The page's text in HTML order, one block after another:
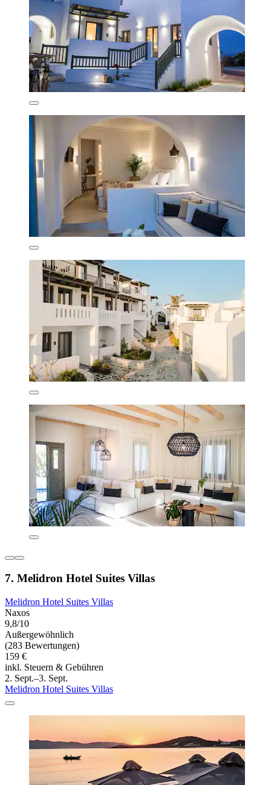
7. Melidron Hotel Suites Villas
Melidron Hotel Suites Villas
Naxos
9,8/10
Außergewöhnlich
(283 Bewertungen)
159 €
inkl. Steuern & Gebühren
2. Sept.–3. Sept.
Melidron Hotel Suites Villas